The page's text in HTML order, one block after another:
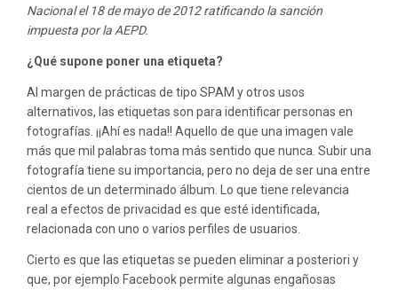
Nacional el 18 de mayo de 2012 ratificando la sanción
impuesta por la AEPD.
¿Qué supone poner una etiqueta?
Al margen de prácticas de tipo SPAM y otros usos
alternativos, las etiquetas son para identificar personas en
fotografías. ¡¡Ahí es nada!! Aquello de que una imagen vale
más que mil palabras toma más sentido que nunca. Subir una
fotografía tiene su importancia, pero no deja de ser una entre
cientos de un determinado álbum. Lo que tiene relevancia
real a efectos de privacidad es que esté identificada,
relacionada con uno o varios perfiles de usuarios.
Cierto es que las etiquetas se pueden eliminar a posteriori y
que, por ejemplo Facebook permite algunas engañosas